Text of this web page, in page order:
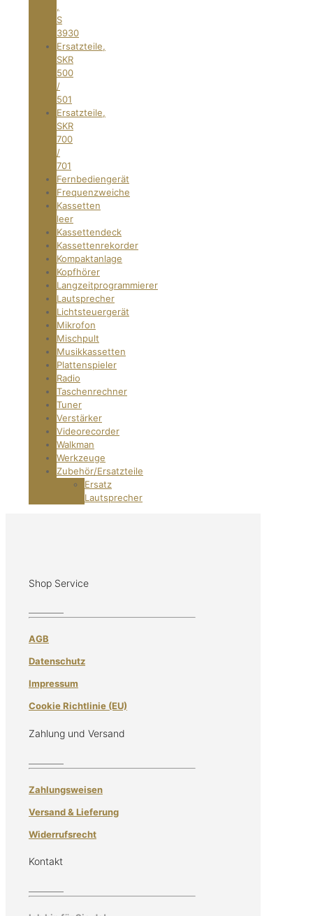
,
S
3930
Ersatzteile,
SKR
500
/
501
Ersatzteile,
SKR
700
/
701
Fernbediengerät
Frequenzweiche
Kassetten
leer
Kassettendeck
Kassettenrekorder
Kompaktanlage
Kopfhörer
Langzeitprogrammierer
Lautsprecher
Lichtsteuergerät
Mikrofon
Mischpult
Musikkassetten
Plattenspieler
Radio
Taschenrechner
Tuner
Verstärker
Videorecorder
Walkman
Werkzeuge
Zubehör/Ersatzteile
Ersatz
Lautsprecher
Shop Service
AGB
Datenschutz
Impressum
Cookie Richtlinie (EU)
Zahlung und Versand
Zahlungsweisen
Versand & Lieferung
Widerrufsrecht
Kontakt